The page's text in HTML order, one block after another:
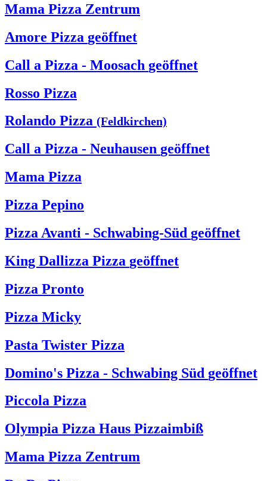
Mama Pizza Zentrum
Amore Pizza geöffnet
Call a Pizza - Moosach geöffnet
Rosso Pizza
Rolando Pizza (Feldkirchen)
Call a Pizza - Neuhausen geöffnet
Mama Pizza
Pizza Pepino
Pizza Avanti - Schwabing-Süd geöffnet
King Dallizza Pizza geöffnet
Pizza Pronto
Pizza Micky
Pasta Twister Pizza
Domino's Pizza - Schwabing Süd geöffnet
Piccola Pizza
Olympia Pizza Haus Pizzaimbiß
Mama Pizza Zentrum